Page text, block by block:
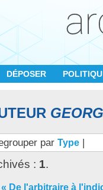
DÉPOSER
par Type |
: 1.
« De l'arbitraire à